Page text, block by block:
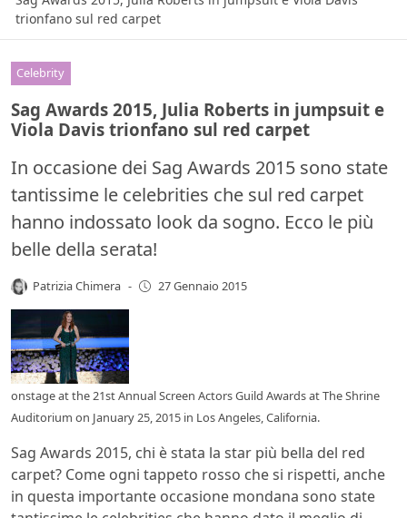
trionfano sul red carpet
Celebrity
Sag Awards 2015, Julia Roberts in jumpsuit e
Viola Davis trionfano sul red carpet
In occasione dei Sag Awards 2015 sono state
tantissime le celebrities che sul red carpet
hanno indossato look da sogno. Ecco le più
belle della serata!
Patrizia Chimera - 27 Gennaio 2015
onstage at the 21st Annual Screen Actors Guild Awards at The Shrine
Auditorium on January 25, 2015 in Los Angeles, California.
Sag Awards 2015, chi è stata la star più bella del red
carpet? Come ogni tappeto rosso che si rispetti, anche
in questa importante occasione mondana sono state